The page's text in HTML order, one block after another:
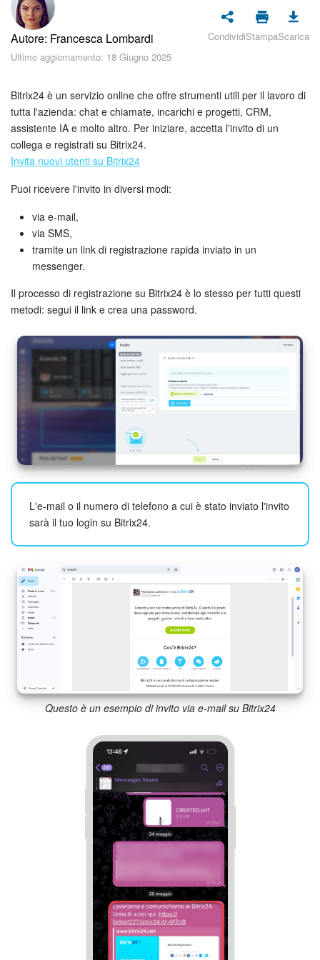
Piani e pagamento
Sicurezza in Bitrix24
CoPilot: IA in Bitrix24
Feed
Messenger
Collab
Calendario
Bitrix24 Drive
Webmail
Gruppi di lavoro
Incarichi e progetti
CRM
Contact Center
Sales Center
Generatore BI
Siti e store
Online store
Dipendenti
Knowledge base
Firma elettronica
Firma elettronica per HR
Automazione
Flussi di lavoro
Autore: Francesca Lombardi
Ultimo aggiornamento: 18 Giugno 2025
CondividiStampaScarica
Bitrix24 è un servizio online che offre strumenti utili per il lavoro di
tutta l'azienda: chat e chiamate, incarichi e progetti, CRM,
assistente IA e molto altro. Per iniziare, accetta l'invito di un
collega e registrati su Bitrix24.
Invita nuovi utenti su Bitrix24
Puoi ricevere l'invito in diversi modi:
via e-mail,
via SMS,
tramite un link di registrazione rapida inviato in un
messenger.
Il processo di registrazione su Bitrix24 è lo stesso per tutti questi
metodi: segui il link e crea una password.
L'e-mail o il numero di telefono a cui è stato inviato l'invito
sarà il tuo login su Bitrix24.
Questo è un esempio di invito via e-mail su Bitrix24